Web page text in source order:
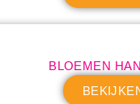
BLOEMEN